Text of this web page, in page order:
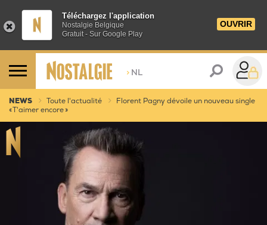
Téléchargez l'application
Nostalgie Belgique
Gratuit - Sur Google Play
OUVRIR
> NL
NEWS Toute l'actualité
Florent Pagny dévoile un nouveau single
« T'aimer encore »